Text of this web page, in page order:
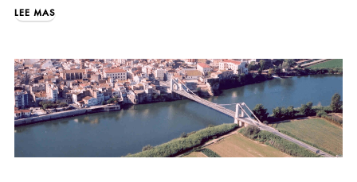
LEE MAS